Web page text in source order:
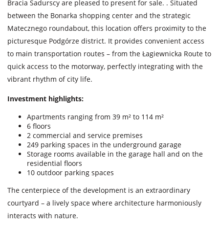
Bracia Sadurscy are pleased to present for sale. . Situated
between the Bonarka shopping center and the strategic
Matecznego roundabout, this location offers proximity to the
picturesque Podgórze district. It provides convenient access
to main transportation routes – from the Łagiewnicka Route to
quick access to the motorway, perfectly integrating with the
vibrant rhythm of city life.
Investment highlights:
Apartments ranging from 39 m² to 114 m²
6 floors
2 commercial and service premises
249 parking spaces in the underground garage
Storage rooms available in the garage hall and on the
residential floors
10 outdoor parking spaces
The centerpiece of the development is an extraordinary
courtyard – a lively space where architecture harmoniously
interacts with nature.